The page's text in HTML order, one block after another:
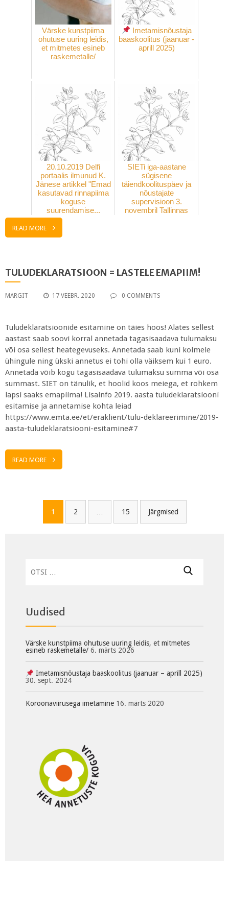
Värske kunstpiima
ohutuse uuring leidis,
et mitmetes esineb
raskemetalle/
Imetamisnõustaja
baaskoolitus (jaanuar -
aprill 2025)
20.10.2019 Delfi
portaalis ilmunud K.
Jänese artikkel "Emad
kasutavad rinnapiima
koguse
suurendamise...
SIETi iga-aastane
sügisene
täiendkoolituspäev ja
nõustajate
supervisioon 3.
novembril Tallinnas
READ MORE
TULUDEKLARATSIOON = LASTELE EMAPIIM!
MARGIT 17 VEEBR. 2020 0 COMMENTS
Tuludeklaratsioonide esitamine on täies hoos! Alates sellest
aastast saab soovi korral annetada tagasisaadava tulumaksu
või osa sellest heategevuseks. Annetada saab kuni kolmele
ühingule ning ükski annetus ei tohi olla väiksem kui 1 euro.
Annetada võib kogu tagasisaadava tulumaksu summa või osa
summast. SIET on tänulik, et hoolid koos meiega, et rohkem
lapsi saaks emapiima! Lisainfo 2019. aasta tuludeklaratsiooni
esitamise ja annetamise kohta leiad
https://www.emta.ee/et/eraklient/tulu-deklareerimine/2019-
aasta-tuludeklaratsiooni-esitamine#7
READ MORE
Navigeerimine
1 2 15 Järgmised
Uudised
Värske kunstpiima ohutuse uuring leidis, et mitmetes
esineb raskemetalle/ 6. märts 2026
Imetamisnõustaja baaskoolitus (jaanuar – aprill 2025)
30. sept. 2024
Koroonaviirusega imetamine 16. märts 2020